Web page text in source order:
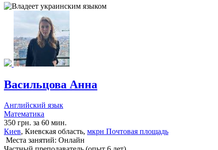
Васильцова Анна
Английский язык
Математика
350 грн. за 60 мин.
Киев, Киевская область, мкрн Почтовая площадь
Места занятий: Онлайн